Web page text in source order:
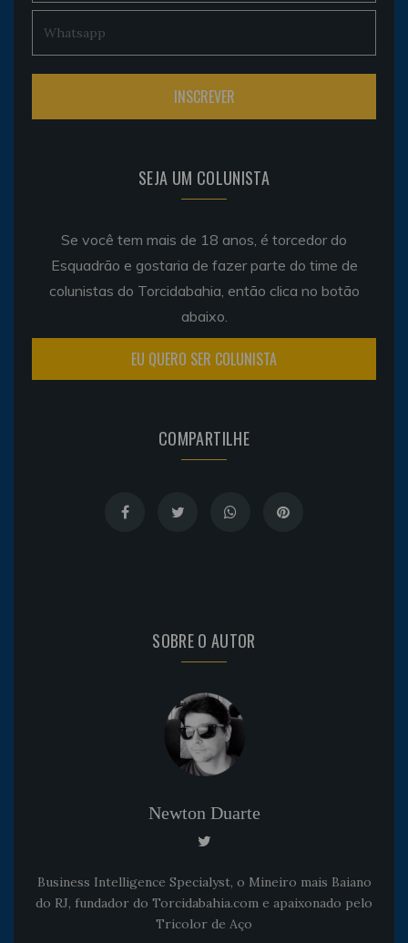
SEJA UM COLUNISTA
Se você tem mais de 18 anos, é torcedor do
Esquadrão e gostaria de fazer parte do time de
colunistas do Torcidabahia, então clica no botão
abaixo.
EU QUERO SER COLUNISTA
COMPARTILHE
SOBRE O AUTOR
Newton Duarte
Business Intelligence Specialyst, o Mineiro mais Baiano
do RJ, fundador do Torcidabahia.com e apaixonado pelo
Tricolor de Aço